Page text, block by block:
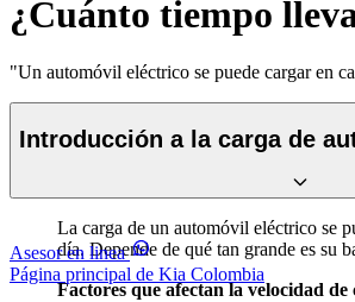
¿Cuánto tiempo
"Un automóvil eléctrico se puede cargar en
Introducción a la carga de
La carga de un automóvil eléctrico se
día. Depende de qué tan grande es su
Factores que afectan la velocidad de
Asesor en linea
Página principal de Kia Colombia